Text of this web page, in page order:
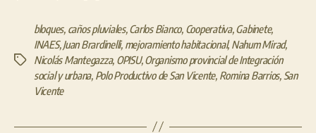
Etiquetas
bloques, caños pluviales,Carlos Bianco, Cooperativa,Gabinete,
INAES,Juan Brardinelli, mejoramiento habitacional,Nahum Mirad,
Nicolás Mantegazza, OPISU,Organismo provincial de Integración
social y urbana, Polo Productivo de San Vicente, Romina Barrios, San
Vicente